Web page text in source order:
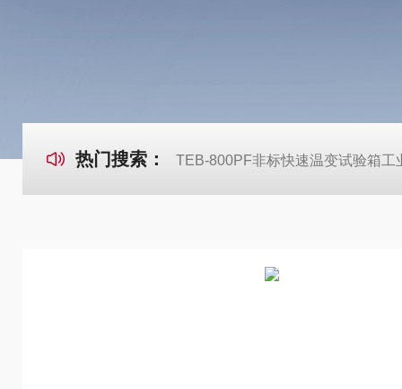
热门搜索： TEB-800PF非标快速温变试验箱工